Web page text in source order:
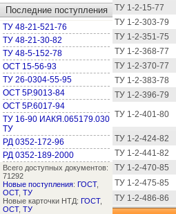
Последние поступления
ТУ 48-21-521-76
ТУ 48-21-30-82
ТУ 48-5-152-78
ОСТ 15-56-93
ТУ 26-0304-55-95
ОСТ 5Р.9013-84
ОСТ 5Р.6017-94
ТУ 16-90 ИАКЯ.065179.030
ТУ
РД 0352-172-96
РД 0352-189-2000
Всего доступных документов:
71292
Новые поступления: ГОСТ,
ОСТ, ТУ
Новые карточки НТД: ГОСТ,
ОСТ, ТУ
ТУ 1-2-15-77
ТУ 1-2-303-79
ТУ 1-2-351-75
ТУ 1-2-368-77
ТУ 1-2-370-77
ТУ 1-2-383-78
ТУ 1-2-396-79
ТУ 1-2-401-80
ТУ 1-2-424-82
ТУ 1-2-441-82
ТУ 1-2-470-85
ТУ 1-2-475-85
ТУ 1-2-486-86